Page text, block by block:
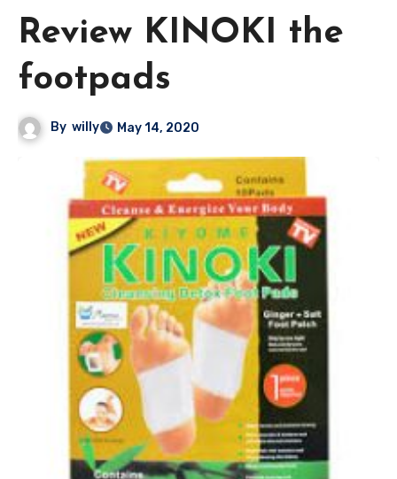
Review KINOKI the
footpads
By willy May 14, 2020